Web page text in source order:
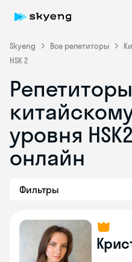
Skyeng Все репетиторы
HSK 2
уровня
онлайн
Фильтры
Skyeng Chat